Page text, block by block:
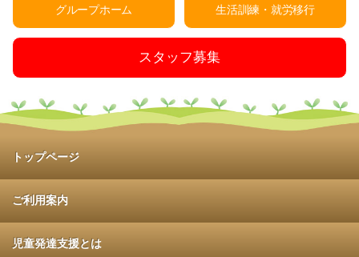
グループホーム 生活訓練・就労移行
スタッフ募集
トップページ
ご利用案内
児童発達支援とは